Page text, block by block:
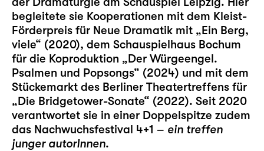
begleitete sie Kooperationen mit dem Kleist-
Förderpreis für Neue Dramatik mit „Ein Berg,
viele“ (2020), dem Schauspielhaus Bochum
für die Koproduktion „Der Würgeengel.
Psalmen und Popsongs“ (2024) und mit dem
Stückemarkt des Berliner Theatertreffens für
„Die Bridgetower-Sonate“ (2022). Seit 2020
verantwortet sie in einer Doppelspitze zudem
das Nachwuchsfestival 4+1 – ein treffen
junger autorInnen.